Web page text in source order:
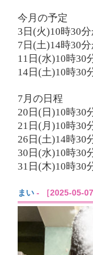
今月の予定
3日(火)10時30
7日(土)14時30
11日(水)10時30
14日(土)10時30
7月の日程
20日(日)10時30
21日(月)10時30
26日(土)14時30
30日(水)10時30
31日(木)10時30
まい - ［2025-05-